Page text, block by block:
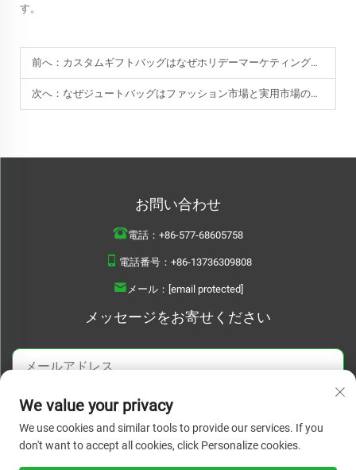
す。
前へ： カスタムギフトバッグはなぜホリデーマーケティングキャンペーンに最適なのでしょうか？
次へ： なぜジュートバッグはファッション市場と実用市場の両方で人気があるのでしょうか？
お問い合わせ
電話： +86-577-68605758
電話番号： +86-13736309808
メール： [email protected]
メッセージをお寄せください
今すぐ送信
We value your privacy
We use cookies and similar tools to provide our services. If you
don't want to accept all cookies, click Personalize cookies.